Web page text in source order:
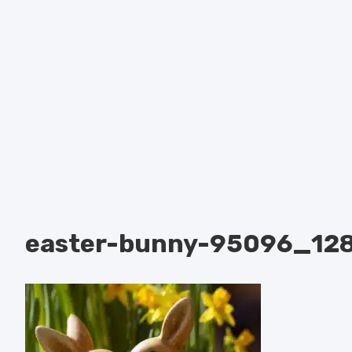
easter-bunny-